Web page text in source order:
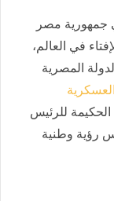
جمهورية مصر
في العالم،
المصرية
للرئيس
رؤية وطنية